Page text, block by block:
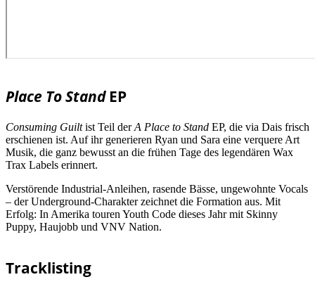
Place To StandEP
Consuming Guiltist Teil derA Place to Stand EP, die via Dais frisch
erschienen ist. Auf ihr generieren Ryan und Sara eine verquere Art
Musik, die ganz bewusst an die frühen Tage des legendären Wax
Trax Labels erinnert.
Verstörende Industrial-Anleihen, rasende Bässe, ungewohnte Vocals
– der Underground-Charakter zeichnet die Formation aus. Mit
Erfolg: In Amerika touren Youth Code dieses Jahr mit Skinny
Puppy, Haujobb und VNV Nation.
Tracklisting